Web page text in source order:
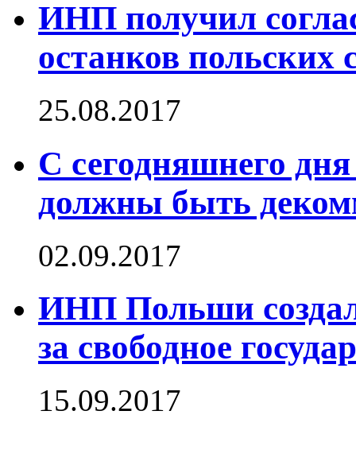
ИНП получил
останков польских
25.08.2017
С сегодняшнего
должны быть
02.09.2017
ИНП Польши
за свободное
15.09.2017